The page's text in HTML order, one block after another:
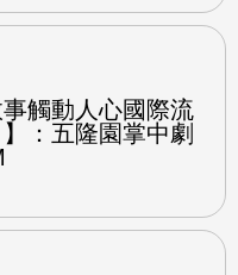
事觸動人心國際流
：五隆園掌中劇